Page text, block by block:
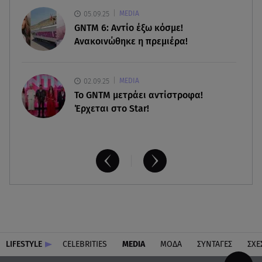
08.08.26 , 15:20
Δούκισσα Νομικού: Από τη Μύκονο «πετάχτηκε»
στη Γαλλική Πολυνησία!
05.09.25 MEDIA
GNTM 6: Αντίο έξω κόσμε!
Ανακοινώθηκε η πρεμιέρα!
02.09.25 MEDIA
Το GNTM μετράει αντίστροφα!
Έρχεται στο Star!
LIFESTYLE CELEBRITIES MEDIA ΜΟΔΑ ΣΥΝΤΑΓΕΣ